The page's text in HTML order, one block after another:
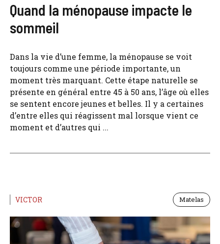
Quand la ménopause impacte le
sommeil
Dans la vie d’une femme, la ménopause se voit
toujours comme une période importante, un
moment très marquant. Cette étape naturelle se
présente en général entre 45 à 50 ans, l’âge où elles
se sentent encore jeunes et belles. Il y a certaines
d’entre elles qui réagissent mal lorsque vient ce
moment et d’autres qui ...
VICTOR Matelas